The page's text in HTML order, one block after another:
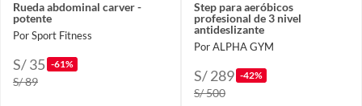
Rueda abdominal carver -
potente
Por Sport Fitness
S/ 35 -61%
S/ 89
Step para aeróbicos
profesional de 3 nivel
antideslizante
Por ALPHA GYM
S/ 289 -42%
S/ 500